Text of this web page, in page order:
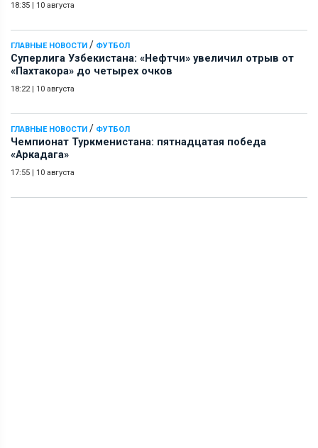
18:35 10 августа
ГЛАВНЫЕ НОВОСТИ / ФУТБОЛ
Суперлига Узбекистана: «Нефтчи» увеличил отрыв от
«Пахтакора» до четырех очков
18:22| 10 августа
ГЛАВНЫЕ НОВОСТИ / ФУТБОЛ
Чемпионат Туркменистана: пятнадцатая победа
«Аркадага»
17:55 10 августа